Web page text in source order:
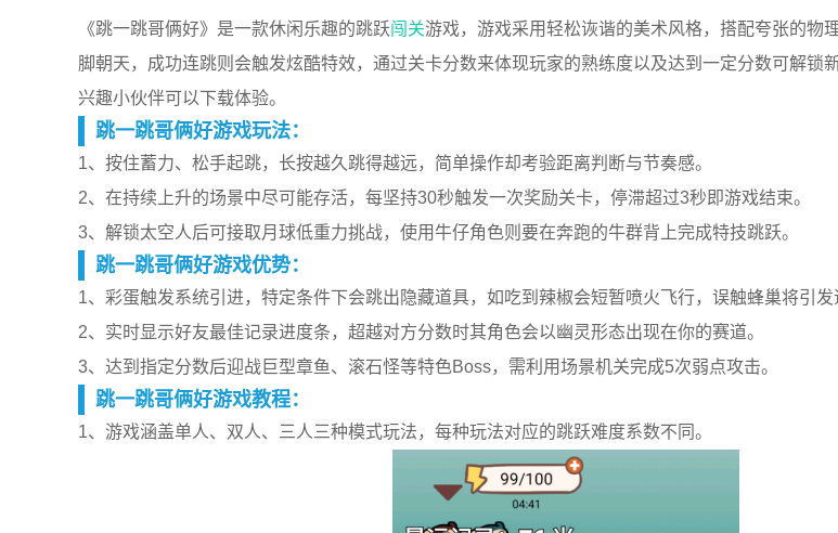
《跳一跳哥俩好》是一款休闲乐趣的跳跃闯关游戏，游戏采用轻松诙谐的美术风格，搭配夸张的物
脚朝天，成功连跳则会触发炫酷特效，通过关卡分数来体现玩家的熟练度以及达到一定分数可解锁
兴趣小伙伴可以下载体验。
跳一跳哥俩好游戏玩法：
1、按住蓄力、松手起跳，长按越久跳得越远，简单操作却考验距离判断与节奏感。
2、在持续上升的场景中尽可能存活，每坚持30秒触发一次奖励关卡，停滞超过3秒即游戏结束。
3、解锁太空人后可接取月球低重力挑战，使用牛仔角色则要在奔跑的牛群背上完成特技跳跃。
跳一跳哥俩好游戏优势：
1、彩蛋触发系统引进，特定条件下会跳出隐藏道具，如吃到辣椒会短暂喷火飞行，误触蜂巢将引发
2、实时显示好友最佳记录进度条，超越对方分数时其角色会以幽灵形态出现在你的赛道。
3、达到指定分数后迎战巨型章鱼、滚石怪等特色Boss，需利用场景机关完成5次弱点攻击。
跳一跳哥俩好游戏教程：
1、游戏涵盖单人、双人、三人三种模式玩法，每种玩法对应的跳跃难度系数不同。